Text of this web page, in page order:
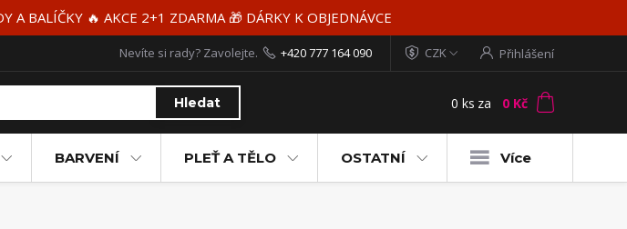
A BALÍČKY 🔥 AKCE 2+1 ZDARMA 🎁 DÁRKY K OBJEDNÁVCE
CZK Přihlášení
Hledat
Nevíte si rady? Zavolejte. +420 777 164 090
0 ks za 0 Kč
BARVENÍ PLEŤ A TĚLO OSTATNÍ Více